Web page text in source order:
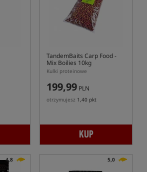
TandemBaits Carp Food -
Mix Boilies 10kg
Kulki proteinowe
199,99 PLN
otrzymujesz 1,40 pkt
KUP
4,8 5,0